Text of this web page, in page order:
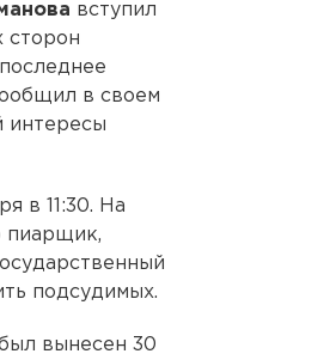
вступил
сторон
в своем
интересы
в 11:30. На
пиарщик,
подсудимых.
вынесен 30